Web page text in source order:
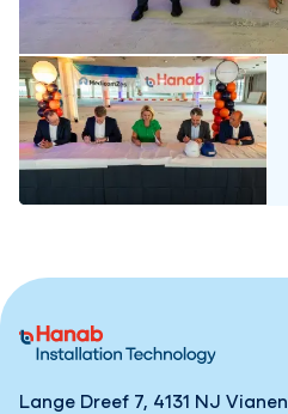
Lange Dreef 7, 4131 NJ Vianen